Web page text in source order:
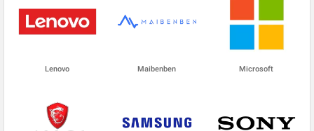
Lenovo Maibenben Microsoft